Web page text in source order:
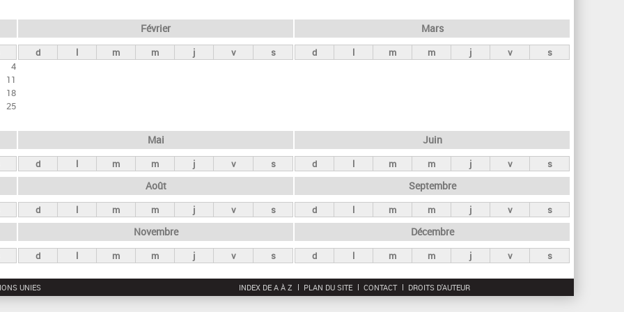
r
c
4
11
18
25
Février
d l m m j v s
Mars
d l m m j v s
Mai
d l m m j v s
Juin
d l m m j v s
Août
d l m m j v s
Septembre
d l m m j v s
Novembre
d l m m j v s
Décembre
d l m m j v s
UNIES INDEX DE A À Z PLAN DU SITE CONTACT DROITS D'AUTEUR